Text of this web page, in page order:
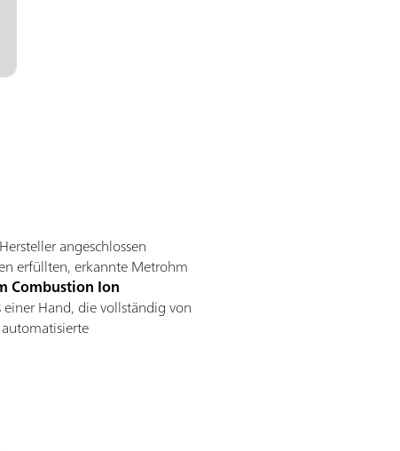
angeschlossen
erfüllten, erkannte Metrohm
Combustion Ion
Hand, die vollständig von